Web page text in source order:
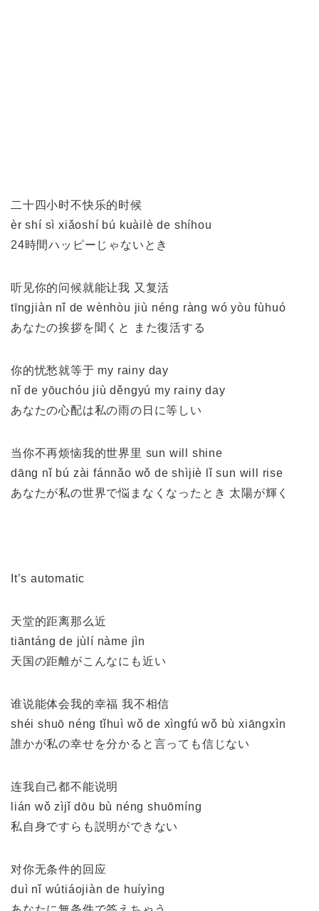
二十四小时不快乐的时候
èr shí sì xiǎoshí bú kuàilè de shíhou
24時間ハッピーじゃないとき
听见你的问候就能让我 又复活
tīngjiàn nǐ de wènhòu jiù néng ràng wó yòu fùhuó
あなたの挨拶を聞くと また復活する
你的忧愁就等于 my rainy day
nǐ de yōuchóu jiù děngyú my rainy day
あなたの心配は私の雨の日に等しい
当你不再烦恼我的世界里 sun will shine
dāng nǐ bú zài fánnǎo wǒ de shìjiè lǐ sun will rise
あなたが私の世界で悩まなくなったとき 太陽が輝く
It’s automatic
天堂的距离那么近
tiāntáng de jùlí nàme jìn
天国の距離がこんなにも近い
谁说能体会我的幸福 我不相信
shéi shuō néng tǐhuì wǒ de xìngfú wǒ bù xiāngxìn
誰かが私の幸せを分かると言っても信じない
连我自己都不能说明
lián wǒ zìjǐ dōu bù néng shuōmíng
私自身ですらも説明ができない
对你无条件的回应
duì nǐ wútiáojiàn de huíyìng